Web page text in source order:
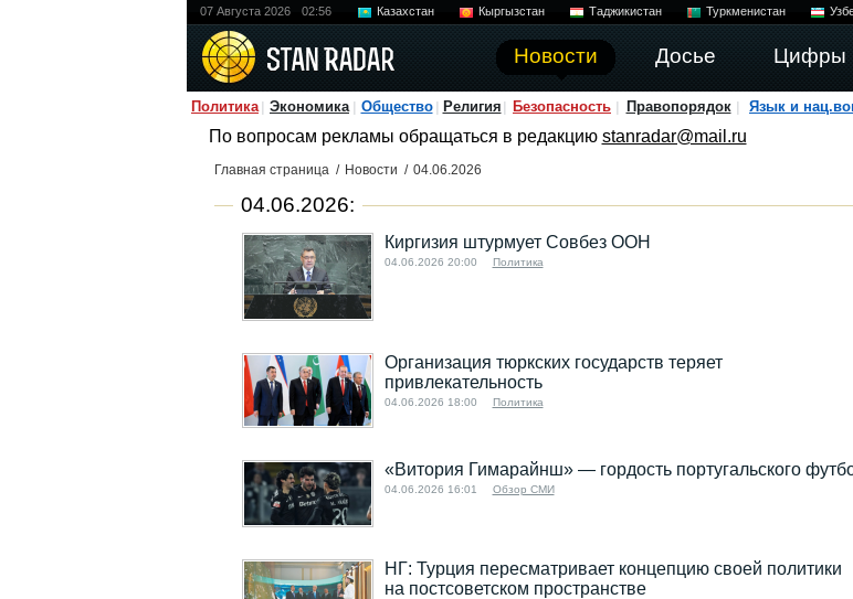
07 Августа 2026 02:56 Казахстан Кыргызстан Таджикистан Туркменистан
Новости Досье Цифры
Политика Экономика Общество Религия Безопасность Правопорядок Язык и
По вопросам рекламы обращаться в редакцию stanradar@mail.ru
Главная страница / Новости / 04.06.2026
04.06.2026:
Киргизия штурмует Совбез ООН
04.06.2026 20:00 Политика
Организация тюркских государств теряет
привлекательность
04.06.2026 18:00 Политика
«Витория Гимарайнш» — гордость португальского
04.06.2026 16:01 Обзор СМИ
НГ: Турция пересматривает концепцию своей политики
на постсоветском пространстве